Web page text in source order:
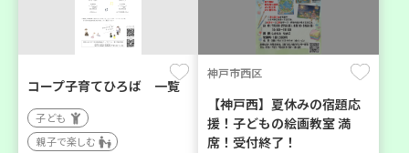
コープ子育てひろば 一覧
子ども
親子で楽しむ
神戸市西区
【神戸西】夏休みの宿題応
援！子どもの絵画教室 満
席！受付終了！